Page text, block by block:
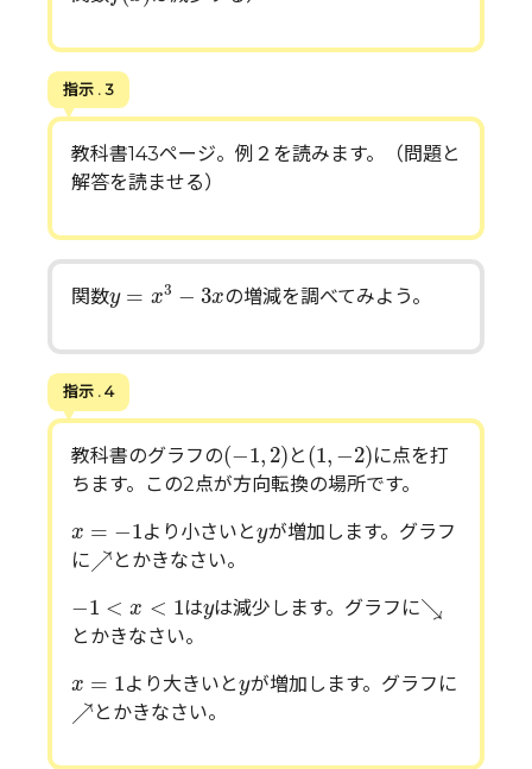
指示 . 3
教科書143ページ。例２を読みます。（問題と
解答を読ませる）
関数y = x3 − 3x
− の増減を調べてみよう。
指示 . 4
教科書のグラフの(−1, 2)
( 1, ) と (1, −2)
(1 )
に点を打
ちます。この2点が方向転換の場所です。
x = −1
x より小さいとy
yが増加します。グラフ
に ↗
↗ とかきなさい。
−1 < x < 1
1< x< 1 はy
yは減少します。グラフに↘
↘
とかきなさい。
x = 1
x より大きいとy
yが増加します。グラフに
↗
↗ とかきなさい。